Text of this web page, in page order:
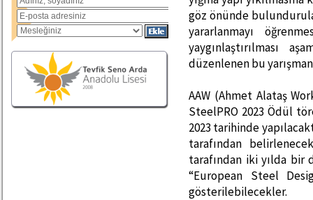
göz önünde
yararlanmayı
yaygınlaştırılması
düzenlenen bu
AAW (Ahmet Alataş
SteelPRO 2023 Ödül
2023 tarihinde
tarafından
tarafından iki yılda bir
“European Steel
gösterilebilecekler.